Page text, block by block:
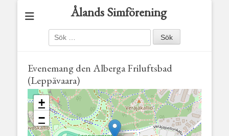
Ålands Simförening
Sök
efter:
Evenemang denAlberga Friluftsbad
(Leppävaara)
+
−